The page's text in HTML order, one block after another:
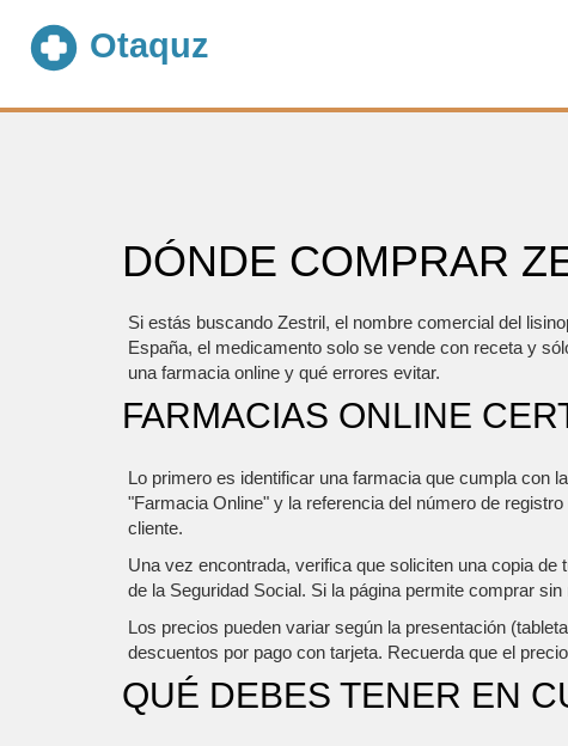
DÓNDE COMPRAR
Si estás buscando Zestril, el nombre comercial del
España, el medicamento solo se vende con receta y
una farmacia online y qué errores evitar.
FARMACIAS ONLINE
Lo primero es identificar una farmacia que cumpla con
"Farmacia Online" y la referencia del número de
cliente.
Una vez encontrada, verifica que soliciten una copia
de la Seguridad Social. Si la página permite comprar
Los precios pueden variar según la presentación
descuentos por pago con tarjeta. Recuerda que el
QUÉ DEBES TENER EN